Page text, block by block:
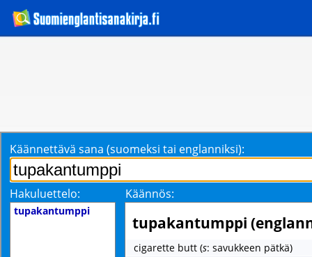
Käännettävä sana (suomeksi tai englanniksi):
Hakuluettelo: Käännös:
tupakantumppi
tupakantumppi
cigarette butt (s: savukkeen pätkä)